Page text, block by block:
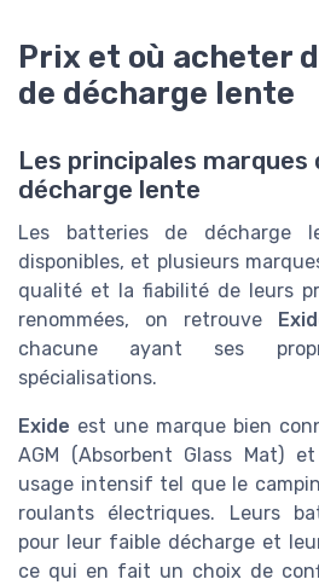
Prix et où acheter
de décharge lente
Les principales
décharge lente
Les batteries de décharge
disponibles, et plusieurs
qualité et la fiabilité de leurs
renommées, on retrouve
chacune ayant ses
spécialisations.
Exide est une marque bien
AGM (Absorbent Glass Mat)
usage intensif tel que le
roulants électriques. Leurs
pour leur faible décharge et
ce qui en fait un choix de